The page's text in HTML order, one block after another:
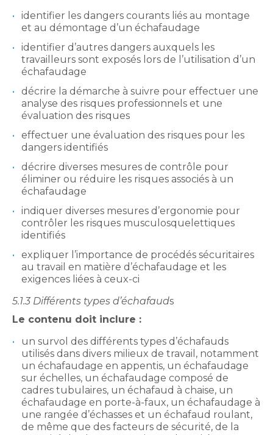
identifier les dangers courants liés au montage
et au démontage d’un échafaudage
identifier d’autres dangers auxquels les
travailleurs sont exposés lors de l’utilisation d’un
échafaudage
décrire la démarche à suivre pour effectuer une
analyse des risques professionnels et une
évaluation des risques
effectuer une évaluation des risques pour les
dangers identifiés
décrire diverses mesures de contrôle pour
éliminer ou réduire les risques associés à un
échafaudage
indiquer diverses mesures d’ergonomie pour
contrôler les risques musculosquelettiques
identifiés
expliquer l’importance de procédés sécuritaires
au travail en matière d’échafaudage et les
exigences liées à ceux-ci
5.1.3 Différents types d’échafauds
Le contenu doit inclure :
un survol des différents types d’échafauds
utilisés dans divers milieux de travail, notamment
un échafaudage en appentis, un échafaudage
sur échelles, un échafaudage composé de
cadres tubulaires, un échafaud à chaise, un
échafaudage en porte-à-faux, un échafaudage à
une rangée d’échasses et un échafaud roulant,
de même que des facteurs de sécurité, de la